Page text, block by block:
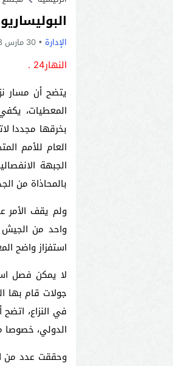
الإدارة 30 مارس 2018
النهار24 .
يتضح أن مسار
المعطيات،
بخرقها مجددا
العام للأمم
الجبهة
بالمحاذاة من
ولم يقف الأمر
واحد من الجيش
استفزاز واضح
لا يمكن فصل
جولات قام بها
في النزاع،
الدولي، خصوصا
وحققت عدد من